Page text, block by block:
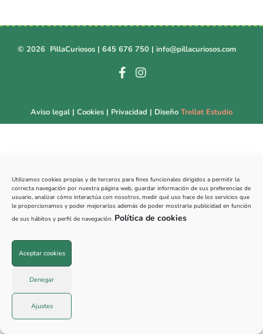
Utilizamos cookies propias y de terceros para fines funcionales dirigidos a permitir la
correcta navegación por nuestra página web, guardar información de sus preferencias de
usuario, analizar cómo interactúa con nosotros, medir qué uso hace de los servicios que
le proporcionamos y poder mejorarlos además de poder mostrarle publicidad en función
de sus hábitos y perfil de navegación. Política de cookies
Aceptar cookies
Denegar
Ajustes
© 2026 PillaCuriosos | 645 676 750 | info@pillacuriosos.com
Aviso legal | Cookies | Privacidad | Diseño Trellat Estudio